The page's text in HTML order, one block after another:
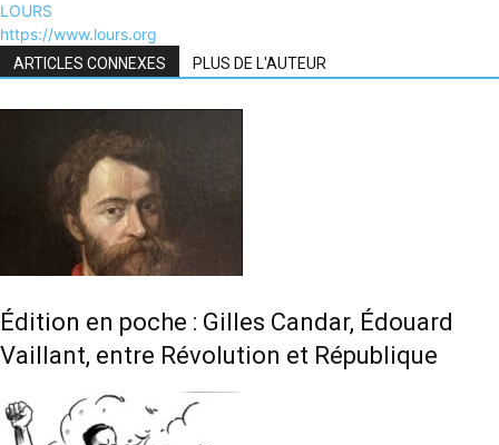
LOURS
https://www.lours.org
ARTICLES CONNEXES PLUS DE L'AUTEUR
Édition en poche : Gilles Candar, Édouard
Vaillant, entre Révolution et République